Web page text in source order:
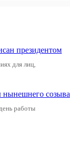
президентом
для лиц,
нынешнего созыва
работы